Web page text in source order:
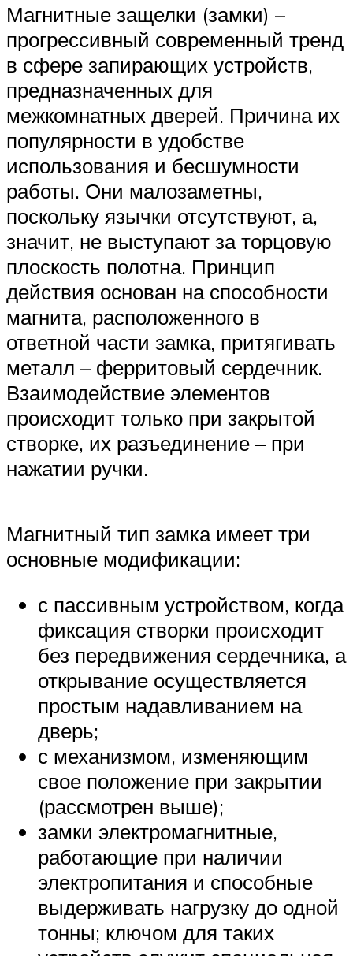
Магнитные защелки (замки) –
прогрессивный современный тренд
в сфере запирающих устройств,
предназначенных для
межкомнатных дверей. Причина их
популярности в удобстве
использования и бесшумности
работы. Они малозаметны,
поскольку язычки отсутствуют, а,
значит, не выступают за торцовую
плоскость полотна. Принцип
действия основан на способности
магнита, расположенного в
ответной части замка, притягивать
металл – ферритовый сердечник.
Взаимодействие элементов
происходит только при закрытой
створке, их разъединение – при
нажатии ручки.
Магнитный тип замка имеет три
основные модификации:
с пассивным устройством, когда
фиксация створки происходит
без передвижения сердечника, а
открывание осуществляется
простым надавливанием на
дверь;
с механизмом, изменяющим
свое положение при закрытии
(рассмотрен выше);
замки электромагнитные,
работающие при наличии
электропитания и способные
выдерживать нагрузку до одной
тонны; ключом для таких